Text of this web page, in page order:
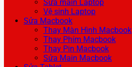
Sửa main Laptop
Vệ sinh Laptop
Sửa Macbook
Thay Màn Hình Macbook
Thay Phím Macbook
Thay Pin Macbook
Sửa Main Macbook